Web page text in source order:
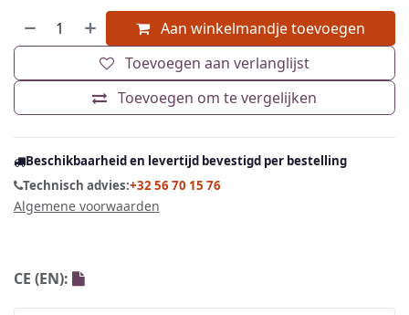
Aan winkelmandje toevoegen
Toevoegen om te vergelijken
Toevoegen aan verlanglijst
Beschikbaarheid en levertijd bevestigd per bestelling
Technisch advies:+32 56 70 15 76
Algemene voorwaarden
CE (EN):